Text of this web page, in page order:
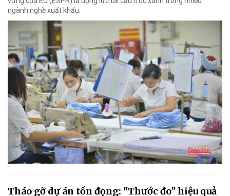
ngành nghề xuất khẩu.
Tháo gỡ dự án tồn đọng: "Thước đo" hiệu quả